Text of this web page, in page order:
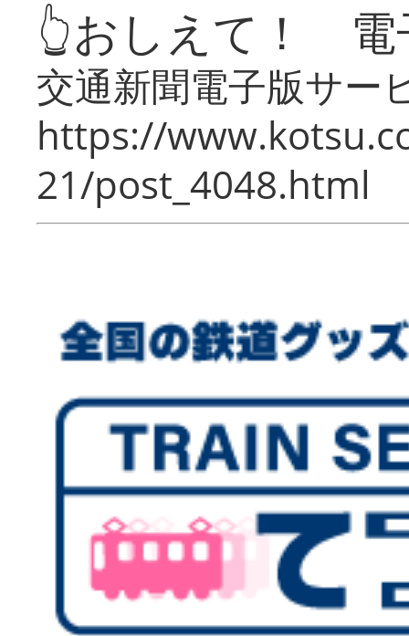
👆おしえて！ 電
交通新聞電子版サー
https://
21/post_4048.html